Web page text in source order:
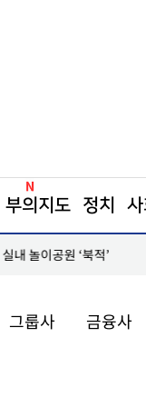
부의지도 정치 사
내 놀이공원 ‘북적’
그룹사 금융사